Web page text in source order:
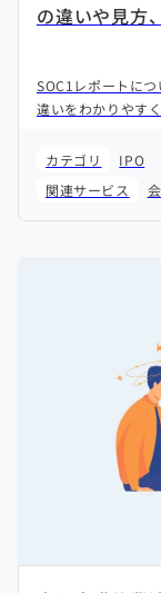
の違いや見方
SOC1レポートに
違いをわかりやす
カテゴリ
IPO
関連サービス